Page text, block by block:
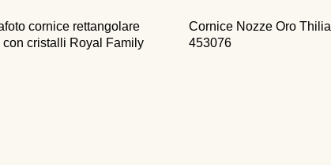
cornice rettangolare
con cristalli Royal Family
Cornice Nozze Oro Thilia
453076